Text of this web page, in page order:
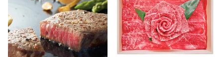
わずかしか取れない希少な部
位。しっかりと脂肪分があり、
ジューシーで肉の旨味が感じら
れる部位です。ランプは肉質も
柔らかく、脂の繊維が少なめで
いお肉となっています。松阪牛
は脂が細かく入ったバランスの
良いお肉で、見た目にも美し
く、神戸牛と同様、霜降りの脂
肪分には甘みもあり、まろやか